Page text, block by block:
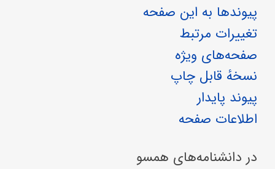
پیوندها به این صفحه
تغییرات مرتبط
صفحه‌های ویژه
نسخهٔ قابل چاپ
پیوند پایدار
اطلاعات صفحه
در دانشنامه‌های همسو